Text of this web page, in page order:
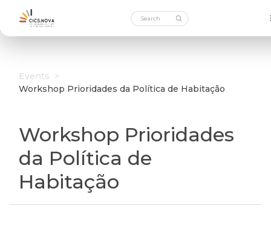
Events >
Workshop Prioridades da Política de Habitação
Workshop Prioridades
da Política de
Habitação